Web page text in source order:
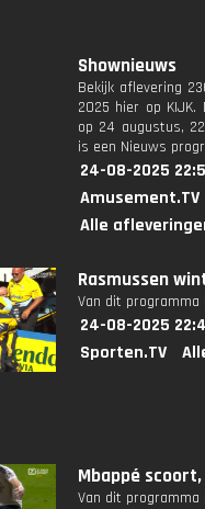
Shownieuws
Bekijk aflevering
2025 hier op KIJK.
op 24 augustus,
is een Nieuws
24-08-2025
Amusement.TV
Alle
Rasmussen
Van dit
24-08-2025
Sporten.TV
Mbappé
Van dit